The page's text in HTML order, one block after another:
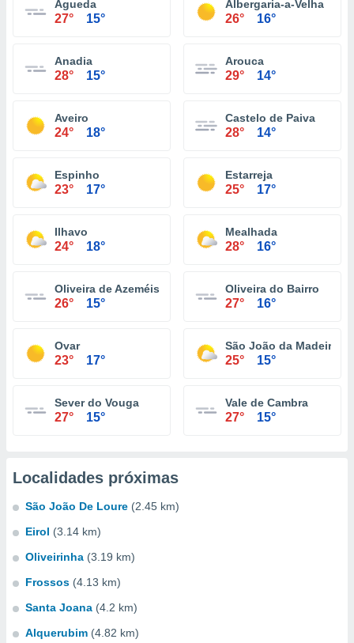
Agueda
27° 15°
Albergaria-a-Velha
26° 16°
Anadia
28° 15°
Arouca
29° 14°
Aveiro
24° 18°
Castelo de Paiva
28° 14°
Espinho
23° 17°
Estarreja
25° 17°
Ilhavo
24° 18°
Mealhada
28° 16°
Oliveira de Azeméis
26° 15°
Oliveira do Bairro
27° 16°
Ovar
23° 17°
São João da Madeira
25° 15°
Sever do Vouga
27° 15°
Vale de Cambra
27° 15°
Localidades próximas
São João De Loure (2.45 km)
Eirol (3.14 km)
Oliveirinha (3.19 km)
Frossos (4.13 km)
Santa Joana (4.2 km)
Alquerubim (4.82 km)